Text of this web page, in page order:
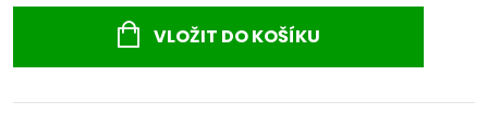
VLOŽIT DO KOŠÍKU